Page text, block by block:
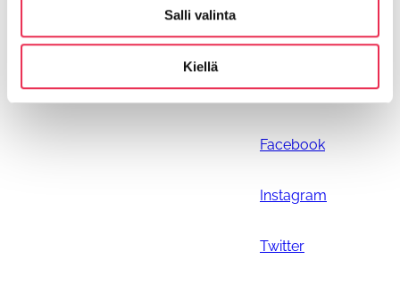
Salli valinta
Kiellä
Riikku L80 lasioven asennus
Sosiaalinen media
Facebook
Instagram
Twitter